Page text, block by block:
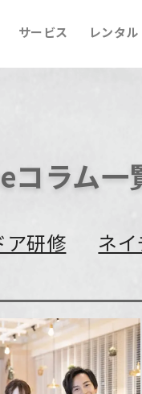
サービス レンタル
コラム一
ア研修 ネ